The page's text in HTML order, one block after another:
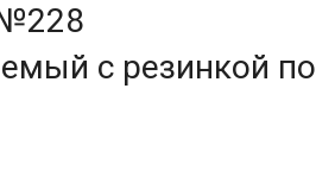
с резинкой по